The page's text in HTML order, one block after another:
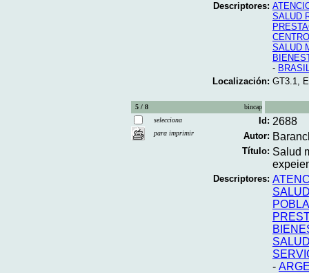
Descriptores:
SALUD
SALUD
-
Localización: GT3.1,
5 / 8
bincap
selecciona
para imprimir
Id: 2688
Autor:
Título: Salud
Descriptores:
-